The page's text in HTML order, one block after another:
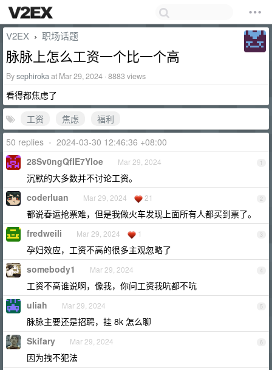
V2EX › 职场话题
脉脉上怎么工资一个比一个高
Bysephirokaat Mar 29, 2024 · 8883 views
看得都焦虑了
工资
焦虑
福利
50 replies • 2024-03-30 12:46:36 +08:00
1
28Sv0ngQfIE7Yloe Mar 29, 2024
沉默的大多数并不讨论工资。
2
coderluan Mar 29, 2024 21
都说春运抢票难，但是我做火车发现上面所有人都买到票了。
3
fredweili Mar 29, 2024 1
孕妇效应，工资不高的很多主观忽略了
4
somebody1 Mar 29, 2024
工资不高谁说啊，像我，你问工资我吭都不吭
5
uliah Mar 29, 2024
脉脉主要还是招聘，挂 8k 怎么聊
6
Skifary Mar 29, 2024
因为拽不犯法